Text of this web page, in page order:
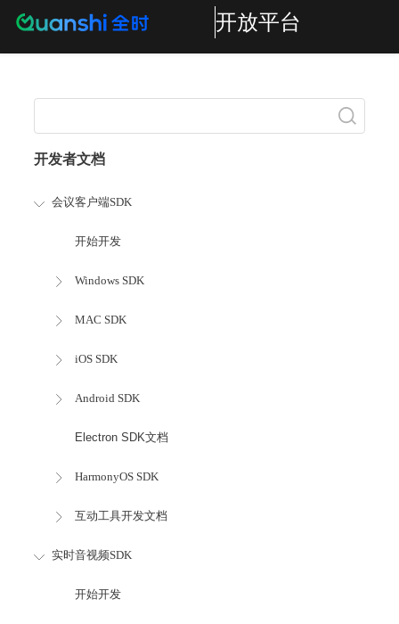
开放平台
开发者文档
会议客户端SDK
开始开发
Windows SDK
MAC SDK
iOS SDK
Android SDK
Electron SDK文档
HarmonyOS SDK
互动工具开发文档
实时音视频SDK
开始开发